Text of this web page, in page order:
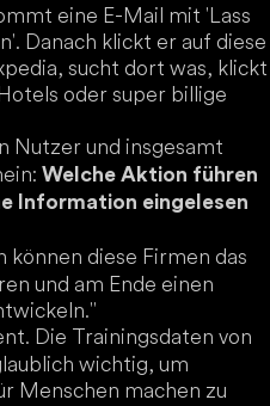
eine E-Mail mit 'Lass
Danach klickt er auf diese
sucht dort was, klickt
oder super billige
Nutzer und insgesamt
Welche Aktion führen
Information eingelesen
können diese Firmen das
und am Ende einen
Die Trainingsdaten von
wichtig, um
Menschen machen zu